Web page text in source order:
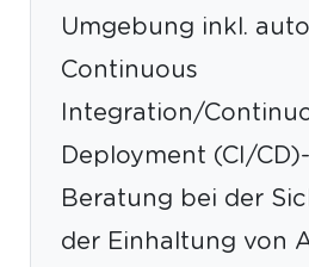
Umgebung inkl.
Continuous
Integration/
Deployment (CI/
Beratung bei der
der Einhaltung von